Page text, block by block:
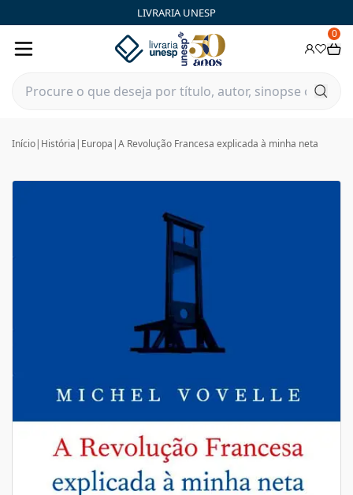
LIVRARIA UNESP
0
Início| História | Europa |A Revolução Francesa explicada à minha neta